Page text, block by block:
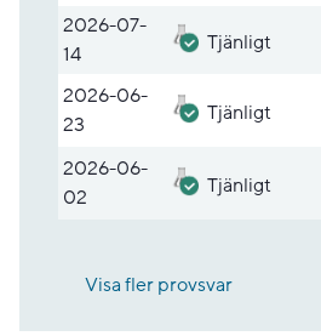
2026-07-
14
Tjänligt
2026-06-
23
Tjänligt
2026-06-
02
Tjänligt
Visa fler provsvar